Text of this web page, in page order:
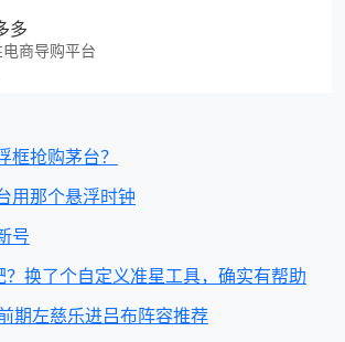
多
商导购平台
框抢购茅台？
用那个悬浮时钟
号
？换了个自定义准星工具，确实有帮助
期左慈乐进吕布阵容推荐